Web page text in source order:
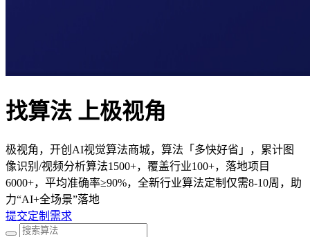
找算法 上极视角
极视角，开创AI视觉算法商城，算法「多快好省」，累计图
像识别/视频分析算法1500+，覆盖行业100+，落地项目
6000+，平均准确率≥90%，全新行业算法定制仅需8-10周，助
力“AI+全场景”落地
提交定制需求